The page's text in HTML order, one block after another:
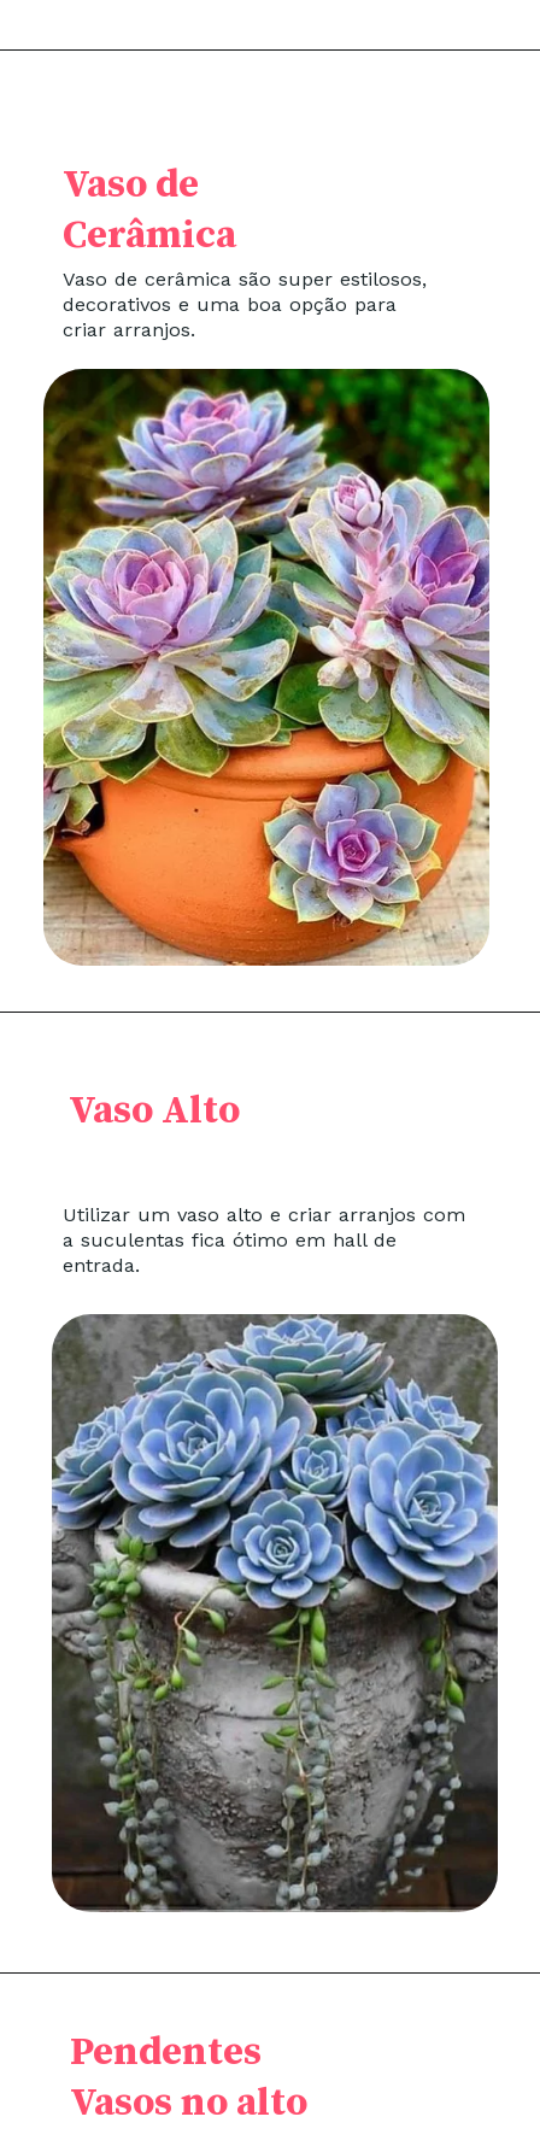
Vaso de cerâmica são super estilosos,
decorativos e uma boa opção para
criar arranjos.
Vaso de
Cerâmica
Utilizar um vaso alto e criar arranjos com
a suculentas fica ótimo em hall de
entrada.
Vaso Alto
Pendentes
Vasos no alto